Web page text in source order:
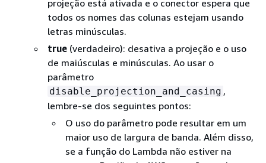
projeção está ativada e o conector espera que
todos os nomes das colunas estejam usando
letras minúsculas.
true (verdadeiro): desativa a projeção e o uso
de maiúsculas e minúsculas. Ao usar o
parâmetro
disable_projection_and_casing ,
lembre-se dos seguintes pontos:
O uso do parâmetro pode resultar em um
maior uso de largura de banda. Além disso,
se a função do Lambda não estiver na